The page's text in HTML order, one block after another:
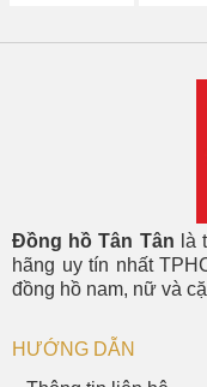
Đồng hồ Tân Tân là
hãng uy tín nhất
đồng hồ nam, nữ và
HƯỚNG DẪN